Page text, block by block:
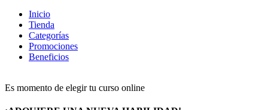
Inicio
Tienda
Categorías
Promociones
Beneficios
Es momento de elegir tu curso online